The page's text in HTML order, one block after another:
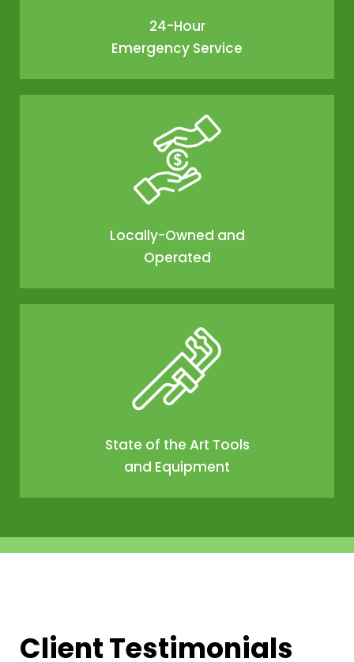
24-Hour
Emergency Service
Locally-Owned and
Operated
State of the Art Tools
and Equipment
Client Testimonials